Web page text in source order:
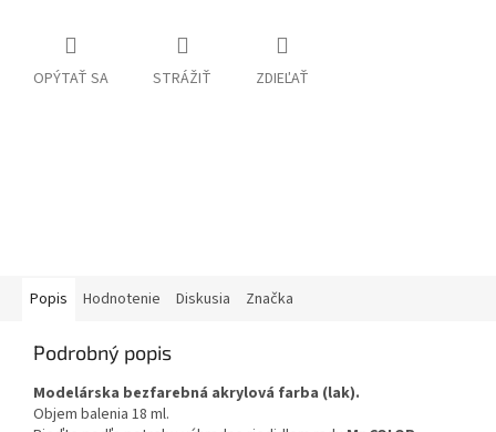
OPÝTAŤ SA STRÁŽIŤ ZDIEĽAŤ
Popis Hodnotenie Diskusia Značka
Podrobný popis
Modelárska bezfarebná akrylová farba (lak).
Objem balenia 18 ml.